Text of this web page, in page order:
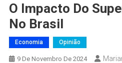
O Impacto Do
No Brasil
Economia Opinião
9 De Novembro De 2024